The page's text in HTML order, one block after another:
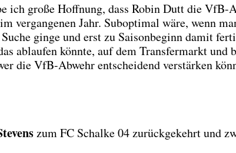
ich gro­ße Hoff­nung, dass Robin Dutt die VfB-
ver­gan­ge­nen Jahr. Sub­op­ti­mal wäre, wenn
gin­ge und erst zu Sai­son­be­ginn damit
ablau­fen könn­te, auf dem Trans­fer­markt und
die VfB-Abwehr ent­schei­dend ver­stär­ken
zum FC Schal­ke 04 zurück­ge­kehrt und